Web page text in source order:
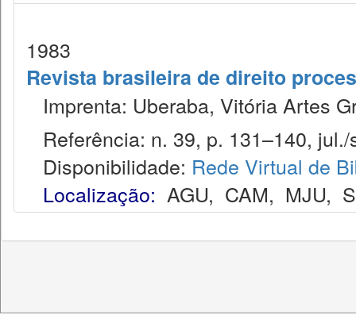
1983
Revista brasileira de direito
Imprenta: Uberaba, Vitória Artes
Referência: n. 39, p. 131–140,
Disponibilidade: Rede Virtual de
Localização: AGU, CAM, MJU,